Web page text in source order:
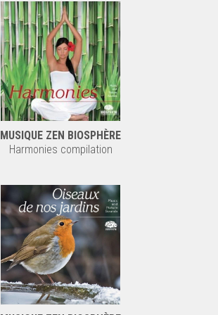
MUSIQUE ZEN BIOSPHÈRE
Harmonies compilation